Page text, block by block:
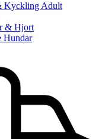
Kyckling Adult
& Hjort
Hundar